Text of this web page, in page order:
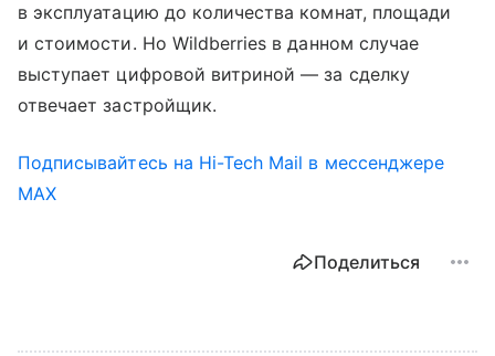
в эксплуатацию до количества комнат, площади
и стоимости. Но Wildberries в данном случае
выступает цифровой витриной — за сделку
отвечает застройщик.
Подписывайтесь на Hi-Tech Mail в мессенджере
MAX
Поделиться